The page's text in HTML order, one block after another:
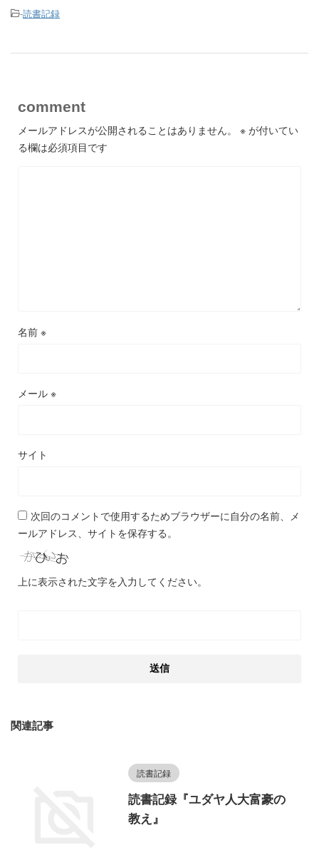
-読書記録
comment
メールアドレスが公開されることはありません。 ※ が付いてい
る欄は必須項目です
名前 ※
メール ※
サイト
次回のコメントで使用するためブラウザーに自分の名前、メ
ールアドレス、サイトを保存する。
上に表示された文字を入力してください。
関連記事
読書記録
読書記録『ユダヤ人大富豪の
教え』